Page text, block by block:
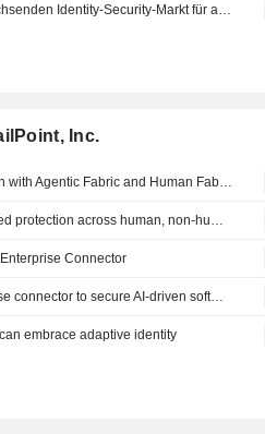
Inc.
Sailpoint Unveils Identity Security Solution with Agentic Fabric and Human Fabric
SailPoint eliminates blind spots with unified protection across human, non-human, and AI agent identities
Connector
SailPoint introduces new Cursor Enterprise connector to secure AI-driven software development
embrace adaptive identity